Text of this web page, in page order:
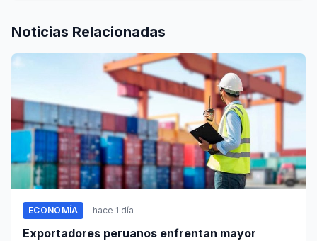
Noticias Relacionadas
ECONOMÍA hace 1 día
Exportadores peruanos enfrentan mayor